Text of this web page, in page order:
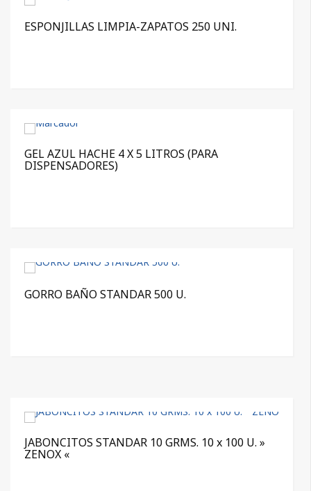
ESPONJILLAS LIMPIA-ZAPATOS 250 UNI.
GEL AZUL HACHE 4 X 5 LITROS (PARA
DISPENSADORES)
GORRO BAÑO STANDAR 500 U.
JABONCITOS STANDAR 10 GRMS. 10 x 100 U. »
ZENOX «